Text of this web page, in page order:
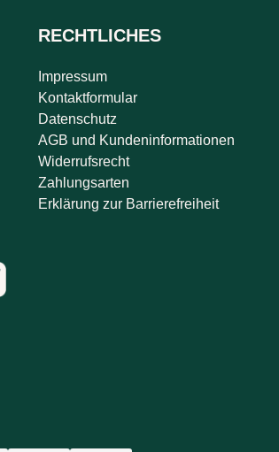
RECHTLICHES
Impressum
Kontaktformular
Datenschutz
AGB und Kundeninformationen
Widerrufsrecht
Zahlungsarten
Erklärung zur Barrierefreiheit